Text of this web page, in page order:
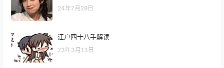
24年7月28日
江户四十八手解读
23年3月13日